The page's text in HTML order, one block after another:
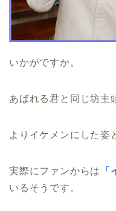
いかがですか。
あばれる君と同じ坊主
よりイケメンにした姿
実際にファンからは
いるそうです。